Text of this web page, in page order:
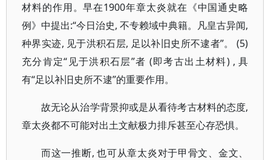
材料的作用。早在1900年章太炎就在《中国通史略
例》中提出:“今日治史, 不专赖域中典籍。凡皇古异闻,
种界实迹, 见于洪积石层, 足以补旧史所不逮者”。 (5)
充分肯定“见于洪积石层”者 (即考古出土材料) , 具
有“足以补旧史所不逮”的重要作用。
故无论从治学背景抑或是从看待考古材料的态度,
章太炎都不可能对出土文献极力排斥甚至心存恐惧。
而这一推断, 也可从章太炎对于甲骨文、金文、